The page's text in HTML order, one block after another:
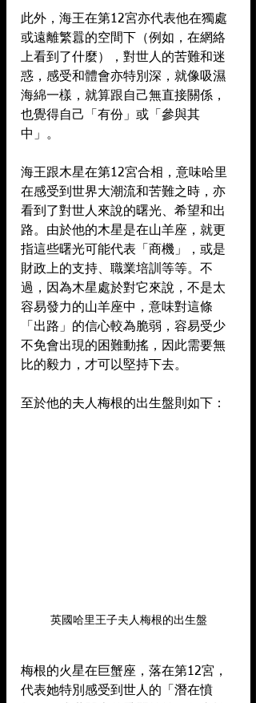
此外，海王在第12宮亦代表他在獨處
或遠離繁囂的空間下（例如，在網絡
上看到了什麼），對世人的苦難和迷
惑，感受和體會亦特別深，就像吸濕
海綿一樣，就算跟自己無直接關係，
也覺得自己「有份」或「參與其
中」。
海王跟木星在第12宮合相，意味哈里
在感受到世界大潮流和苦難之時，亦
看到了對世人來說的曙光、希望和出
路。由於他的木星是在山羊座，就更
指這些曙光可能代表「商機」，或是
財政上的支持、職業培訓等等。不
過，因為木星處於對它來說，不是太
容易發力的山羊座中，意味對這條
「出路」的信心較為脆弱，容易受少
不免會出現的困難動搖，因此需要無
比的毅力，才可以堅持下去。
至於他的夫人梅根的出生盤則如下：
英國哈里王子夫人梅根的出生盤
梅根的火星在巨蟹座，落在第12宮，
代表她特別感受到世人的「潛在憤